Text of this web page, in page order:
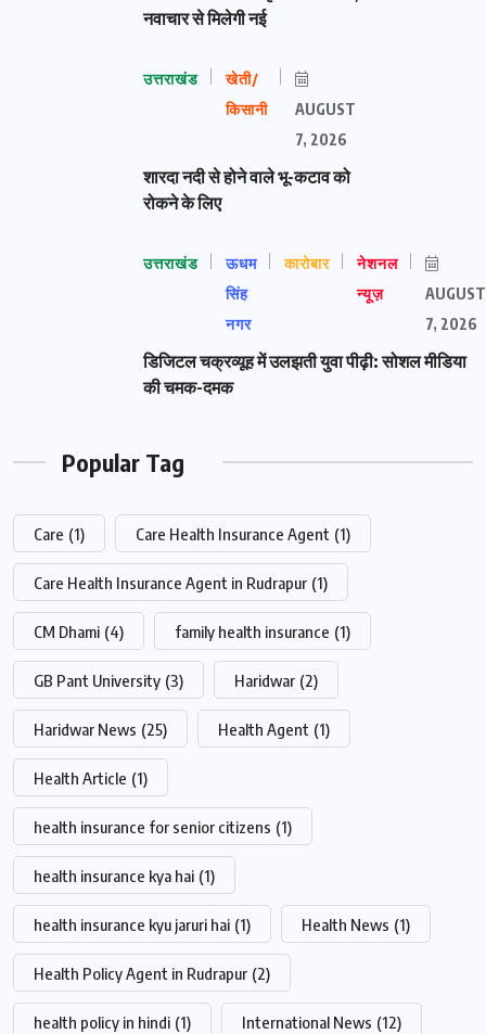
नवाचार से मिलेगी नई
उत्तराखंड
खेती/
किसानी
AUGUST
7, 2026
शारदा नदी से होने वाले भू-कटाव को
रोकने के लिए
उत्तराखंड
ऊधम
सिंह
नगर
कारोबार
नेशनल
न्यूज़
AUGUST
7, 2026
डिजिटल चक्रव्यूह में उलझती युवा पीढ़ी: सोशल मीडिया
की चमक-दमक
Popular Tag
Care (1) Care Health Insurance Agent (1)
Care Health Insurance Agent in Rudrapur (1)
CM Dhami (4) family health insurance (1)
GB Pant University (3) Haridwar (2)
Haridwar News (25) Health Agent (1)
Health Article (1)
health insurance for senior citizens (1)
health insurance kya hai (1)
health insurance kyu jaruri hai (1) Health News (1)
Health Policy Agent in Rudrapur (2)
health policy in hindi (1) International News (12)